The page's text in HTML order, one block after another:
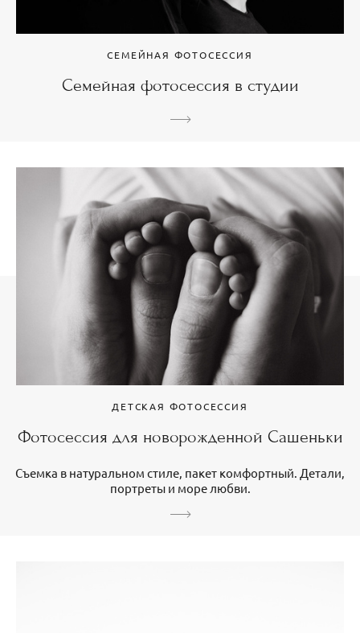
СЕМЕЙНАЯ ФОТОСЕССИЯ
Семейная фотосессия в студии
ДЕТСКАЯ ФОТОСЕССИЯ
Фотосессия для новорожденной Сашеньки
Съемка в натуральном стиле, пакет комфортный. Детали,
портреты и море любви.